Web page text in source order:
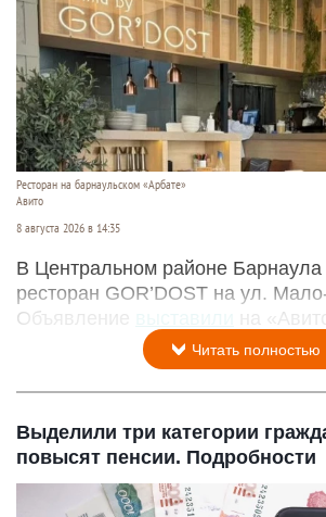
Ресторан на барнаульском «Арбате»
Авито
8 августа 2026 в 14:35
В Центральном районе
ресторан GOR’DOST на ул.
Объявление
на
Читать полностью
Выделили три категории
повысят пенсии. Подробности